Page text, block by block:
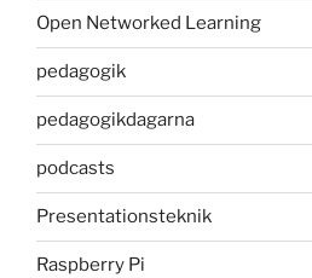
Open Networked Learning
pedagogik
pedagogikdagarna
podcasts
Presentationsteknik
Raspberry Pi